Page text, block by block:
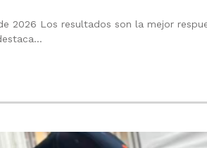
2026 Los resultados son la mejor